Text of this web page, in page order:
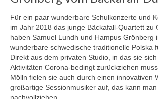
Für ein paar wunderbare Schulkonzerte und
im Jahr 2018 das junge Bäckafall-Quartett zu
haben Samuel Lundh und Hampus Grönberg
wunderbare schwedische traditionelle Polska
Direkt aus dem privaten Studio, in das sie
Aktivitäten Corona-bedingt zurückziehen
Mölln fielen sie auch durch einen innovativen
großartige Sessionmusiker auf, das kann